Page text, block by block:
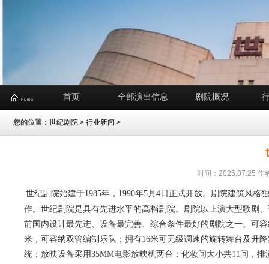
首页 全部演出信息 剧院概况
您的位置： 世纪剧院 > 行业新闻 >
时间：2025.07.25 作
世纪剧院始建于1985年，1990年5月4日正式开放。剧院建筑风
作。世纪剧院是具有先进水平的高档剧院。剧院以上演大型歌剧
前国内设计最先进、设备最完善、综合条件最好的剧院之一。可
米，可容纳双管编制乐队；拥有16米可无级调速的旋转舞台及升
统；放映设备采用35MM电影放映机两台；化妆间大小共11间，